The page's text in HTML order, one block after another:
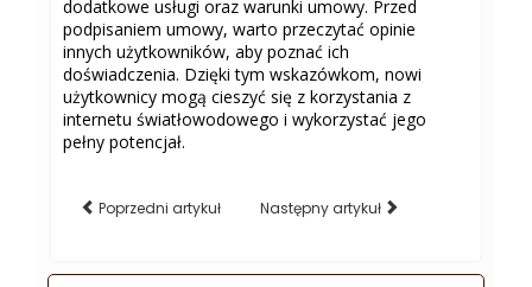
dodatkowe usługi oraz warunki umowy. Przed
podpisaniem umowy, warto przeczytać opinie
innych użytkowników, aby poznać ich
doświadczenia. Dzięki tym wskazówkom, nowi
użytkownicy mogą cieszyć się z korzystania z
internetu światłowodowego i wykorzystać jego
pełny potencjał.
Poprzedni artykuł Następny artykuł